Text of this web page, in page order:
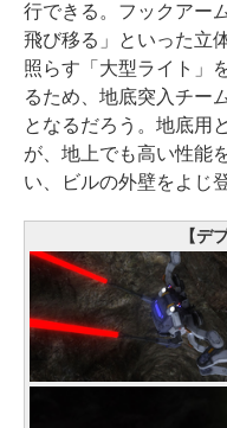
行できる。フックアー
飛び移る」といった立
照らす「大型ライト」
るため、地底突入チー
となるだろう。地底用
が、地上でも高い性能
い、ビルの外壁をよじ
【デ